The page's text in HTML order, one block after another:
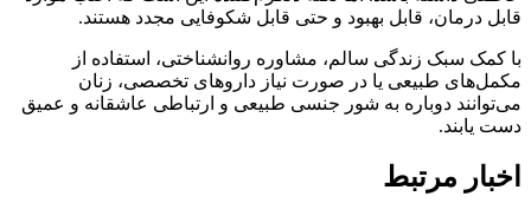
قابل درمان، قابل بهبود و حتی قابل شکوفایی مجدد هستند.
با کمک سبک زندگی سالم، مشاوره روانشناختی، استفاده از
مکمل‌های طبیعی یا در صورت نیاز داروهای تخصصی، زنان
می‌توانند دوباره به شور جنسی طبیعی و ارتباطی عاشقانه و عمیق
دست یابند.
اخبار مرتبط